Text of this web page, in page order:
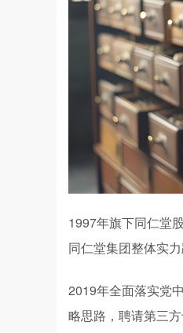
1997年旗下同仁堂
同仁堂集团整体实力
2019年全面落实党
略思路，聘请第三